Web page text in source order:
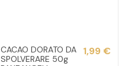
CACAO DORATO DA
SPOLVERARE 50g
1,99 €